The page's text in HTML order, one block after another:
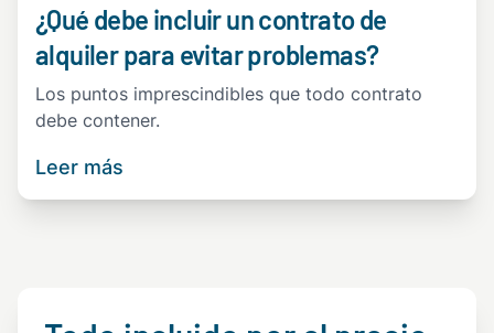
¿Qué debe incluir un contrato de
alquiler para evitar problemas?
Los puntos imprescindibles que todo contrato
debe contener.
Leer más